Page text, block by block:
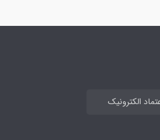
الکترونیک